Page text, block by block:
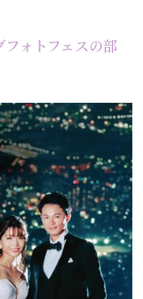
ォトフェスの部